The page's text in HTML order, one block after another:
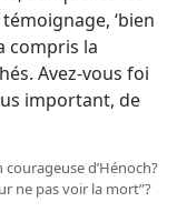
‘bien
compris la
Avez-​vous foi
important, de
d’Hénoch?
ne pas voir la mort”?